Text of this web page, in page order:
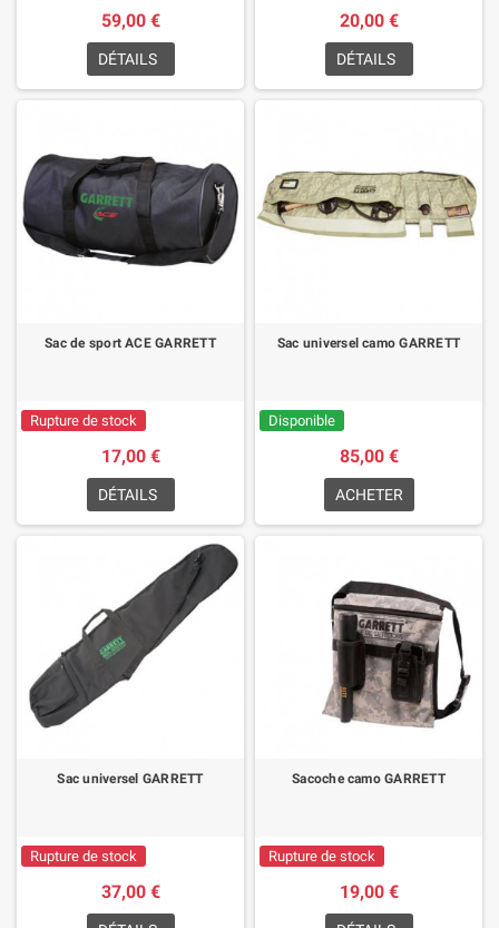
59,00 €
DÉTAILS
20,00 €
DÉTAILS
Sac de sport ACE GARRETT
Rupture de stock
17,00 €
DÉTAILS
Sac universel camo GARRETT
Disponible
85,00 €
ACHETER
Sac universel GARRETT
Rupture de stock
37,00 €
Sacoche camo GARRETT
Rupture de stock
19,00 €